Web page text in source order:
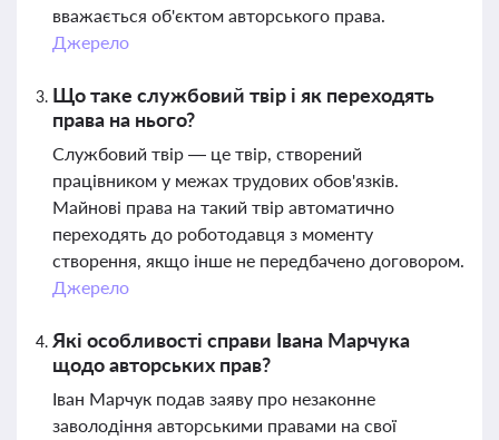
вважається об'єктом авторського права.
Джерело
Що таке службовий твір і як переходять
права на нього?
Службовий твір — це твір, створений
працівником у межах трудових обов'язків.
Майнові права на такий твір автоматично
переходять до роботодавця з моменту
створення, якщо інше не передбачено договором.
Джерело
Які особливості справи Івана Марчука
щодо авторських прав?
Іван Марчук подав заяву про незаконне
заволодіння авторськими правами на свої